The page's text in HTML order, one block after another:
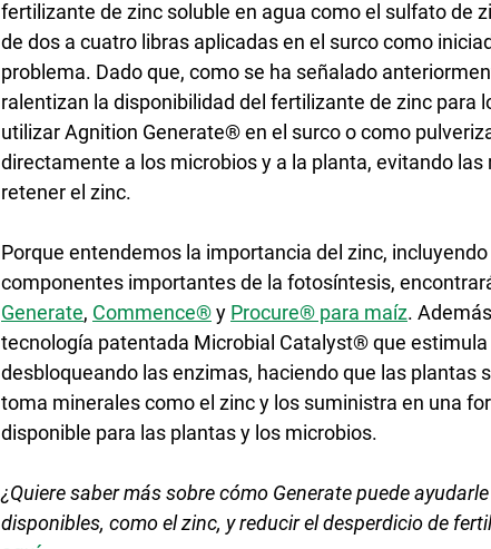
fertilizante de zinc soluble en agua como el sulfato de
de dos a cuatro libras aplicadas en el surco como
problema. Dado que, como se ha señalado
ralentizan la disponibilidad del fertilizante de zinc para
utilizar Agnition Generate® en el surco o como
directamente a los microbios y a la planta, evitando
retener el zinc.
Porque entendemos la importancia del zinc,
componentes importantes de la fotosíntesis,
Generate, Commence® y Procure® para maíz.
tecnología patentada Microbial Catalyst® que
desbloqueando las enzimas, haciendo que las plantas
toma minerales como el zinc y los suministra en una
disponible para las plantas y los microbios.
¿Quiere saber más sobre cómo Generate puede
disponibles, como el zinc, y reducir el desperdicio de